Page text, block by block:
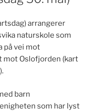
arrangerer
naturskole som
på vei mot
mot Oslofjorden (kart
).
barn
som har lyst